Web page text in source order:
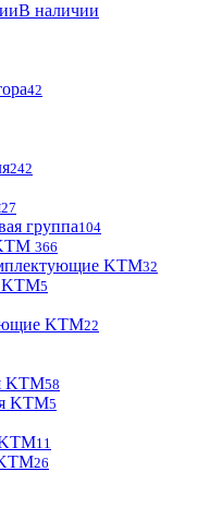
В наличии
42
242
27
группа104
366
KTM32
KTM5
KTM22
KTM58
KTM5
11
26